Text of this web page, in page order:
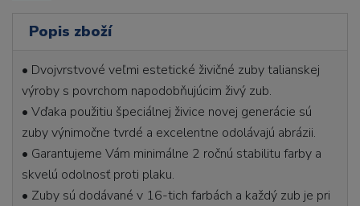
Popis zboží
• Dvojvrstvové veľmi estetické živičné zuby talianskej
výroby s povrchom napodobňujúcim živý zub.
• Vďaka použitiu špeciálnej živice novej generácie sú
zuby výnimočne tvrdé a excelentne odolávajú abrázii.
• Garantujeme Vám minimálne 2 ročnú stabilitu farby a
skvelú odolnosť proti plaku.
• Zuby sú dodávané v 16-tich farbách a každý zub je pri